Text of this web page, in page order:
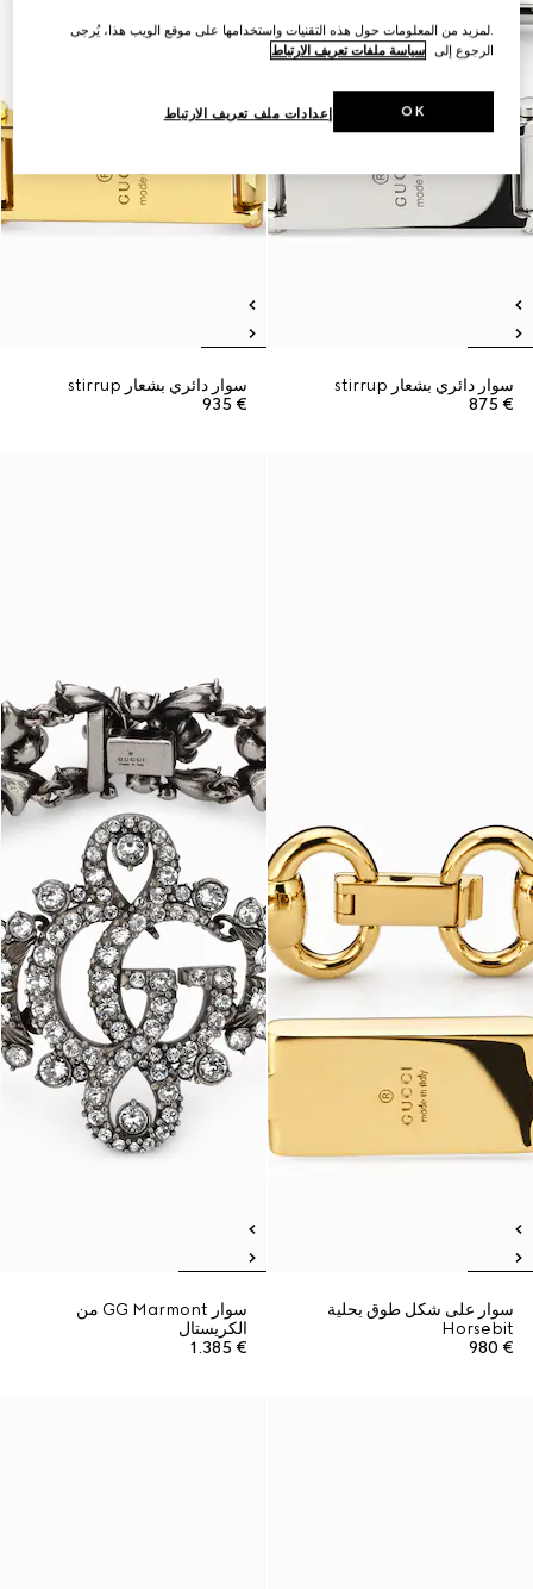
سوار دائري بشعار stirrup
€ 875
سوار دائري بشعار stirrup
€ 935
سوار على شكل طوق بحلية
Horsebit
€ 980
سوار GG Marmont من
الكريستال
€ 1.385
.لمزيد من المعلومات حول هذه التقنيات واستخدامها على موقع الويب هذا، يُرجى
الرجوع إلى سياسة ملفات تعريف الارتباط
إعدادات ملف تعريف الارتباط OK